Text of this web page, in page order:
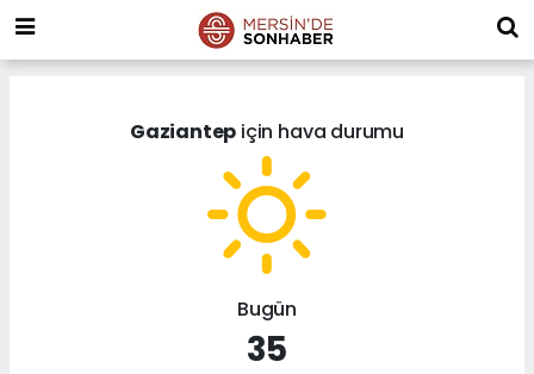
Gaziantep için hava durumu
Bugün
35